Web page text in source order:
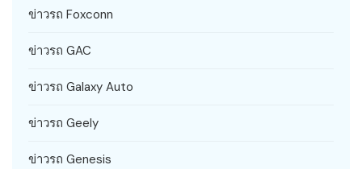
ข่าวรถ Foxconn
ข่าวรถ GAC
ข่าวรถ Galaxy Auto
ข่าวรถ Geely
ข่าวรถ Genesis